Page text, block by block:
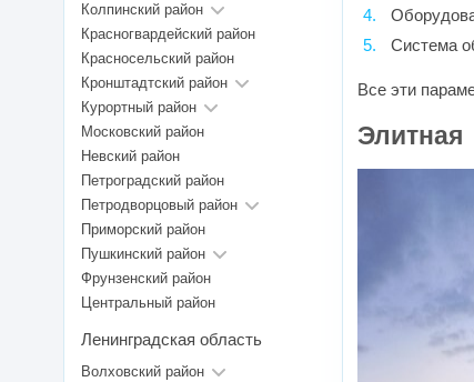
Система
Все эти
Элитная
Колпинский район
Красногвардейский район
Красносельский район
Кронштадтский район
Курортный район
Московский район
Невский район
Петроградский район
Петродворцовый район
Приморский район
Пушкинский район
Фрунзенский район
Центральный район
Ленинградская область
Волховский район